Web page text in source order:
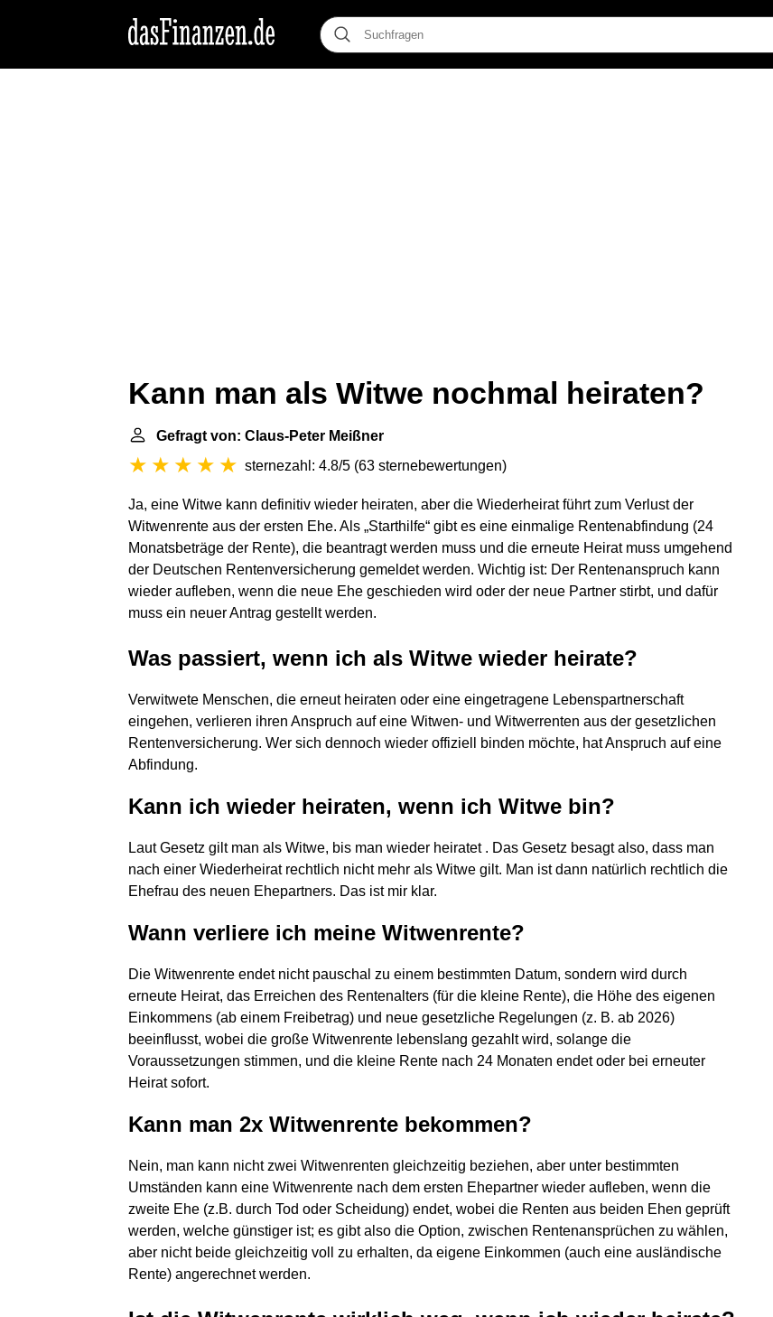
Kann man als Witwe nochmal heiraten?
Gefragt von: Claus-Peter Meißner
sternezahl: 4.8/5 (63 sternebewertungen)
Ja, eine Witwe kann definitiv wieder heiraten, aber die Wiederheirat führt zum Verlust der
Witwenrente aus der ersten Ehe. Als „Starthilfe“ gibt es eine einmalige Rentenabfindung (24
Monatsbeträge der Rente), die beantragt werden muss und die erneute Heirat muss umgehend
der Deutschen Rentenversicherung gemeldet werden. Wichtig ist: Der Rentenanspruch kann
wieder aufleben, wenn die neue Ehe geschieden wird oder der neue Partner stirbt, und dafür
muss ein neuer Antrag gestellt werden.
Was passiert, wenn ich als Witwe wieder heirate?
Verwitwete Menschen, die erneut heiraten oder eine eingetragene Lebenspartnerschaft
eingehen, verlieren ihren Anspruch auf eine Witwen- und Witwerrenten aus der gesetzlichen
Rentenversicherung. Wer sich dennoch wieder offiziell binden möchte, hat Anspruch auf eine
Abfindung.
Kann ich wieder heiraten, wenn ich Witwe bin?
Laut Gesetz gilt man als Witwe, bis man wieder heiratet . Das Gesetz besagt also, dass man
nach einer Wiederheirat rechtlich nicht mehr als Witwe gilt. Man ist dann natürlich rechtlich die
Ehefrau des neuen Ehepartners. Das ist mir klar.
Wann verliere ich meine Witwenrente?
Die Witwenrente endet nicht pauschal zu einem bestimmten Datum, sondern wird durch
erneute Heirat, das Erreichen des Rentenalters (für die kleine Rente), die Höhe des eigenen
Einkommens (ab einem Freibetrag) und neue gesetzliche Regelungen (z. B. ab 2026)
beeinflusst, wobei die große Witwenrente lebenslang gezahlt wird, solange die
Voraussetzungen stimmen, und die kleine Rente nach 24 Monaten endet oder bei erneuter
Heirat sofort.
Kann man 2x Witwenrente bekommen?
Nein, man kann nicht zwei Witwenrenten gleichzeitig beziehen, aber unter bestimmten
Umständen kann eine Witwenrente nach dem ersten Ehepartner wieder aufleben, wenn die
zweite Ehe (z.B. durch Tod oder Scheidung) endet, wobei die Renten aus beiden Ehen geprüft
werden, welche günstiger ist; es gibt also die Option, zwischen Rentenansprüchen zu wählen,
aber nicht beide gleichzeitig voll zu erhalten, da eigene Einkommen (auch eine ausländische
Rente) angerechnet werden.